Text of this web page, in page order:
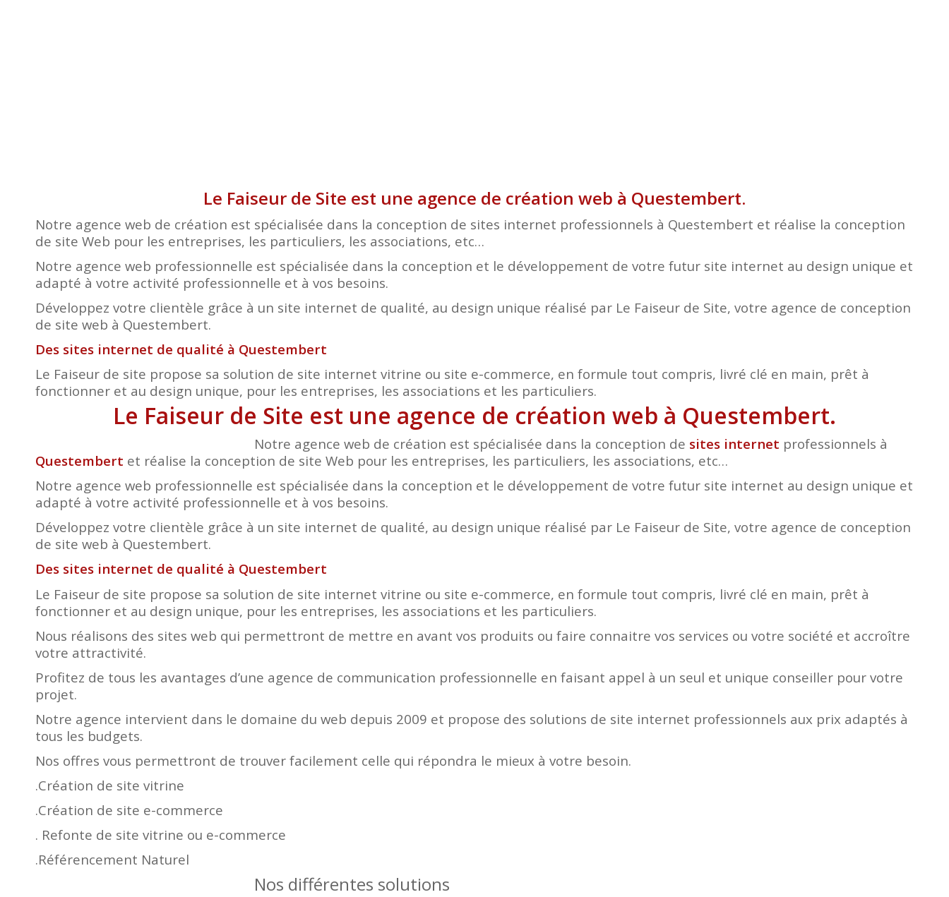
Le Faiseur de Site est une agence de création web à Questembert.
Notre agence web de création est spécialisée dans la conception de sites internet professionnels à Questembert et réalise la conception
de site Web pour les entreprises, les particuliers, les associations, etc…
Notre agence web professionnelle est spécialisée dans la conception et le développement de votre futur site internet au design unique et
adapté à votre activité professionnelle et à vos besoins.
Développez votre clientèle grâce à un site internet de qualité, au design unique réalisé par Le Faiseur de Site, votre agence de conception
de site web à Questembert.
Des sites internet de qualité à Questembert
Le Faiseur de site propose sa solution de site internet vitrine ou site e-commerce, en formule tout compris, livré clé en main, prêt à
fonctionner et au design unique, pour les entreprises, les associations et les particuliers.
Le Faiseur de Site est une agence de création web à Questembert.
Notre agence web de création est spécialisée dans la conception de sites internet professionnels à
Questembert et réalise la conception de site Web pour les entreprises, les particuliers, les associations, etc…
Notre agence web professionnelle est spécialisée dans la conception et le développement de votre futur site internet au design unique et
adapté à votre activité professionnelle et à vos besoins.
Développez votre clientèle grâce à un site internet de qualité, au design unique réalisé par Le Faiseur de Site, votre agence de conception
de site web à Questembert.
Des sites internet de qualité à Questembert
Le Faiseur de site propose sa solution de site internet vitrine ou site e-commerce, en formule tout compris, livré clé en main, prêt à
fonctionner et au design unique, pour les entreprises, les associations et les particuliers.
Nous réalisons des sites web qui permettront de mettre en avant vos produits ou faire connaitre vos services ou votre société et accroître
votre attractivité.
Profitez de tous les avantages d’une agence de communication professionnelle en faisant appel à un seul et unique conseiller pour votre
projet.
Notre agence intervient dans le domaine du web depuis 2009 et propose des solutions de site internet professionnels aux prix adaptés à
tous les budgets.
Nos offres vous permettront de trouver facilement celle qui répondra le mieux à votre besoin.
.Création de site vitrine
.Création de site e-commerce
. Refonte de site vitrine ou e-commerce
.Référencement Naturel
Nos différentes solutions